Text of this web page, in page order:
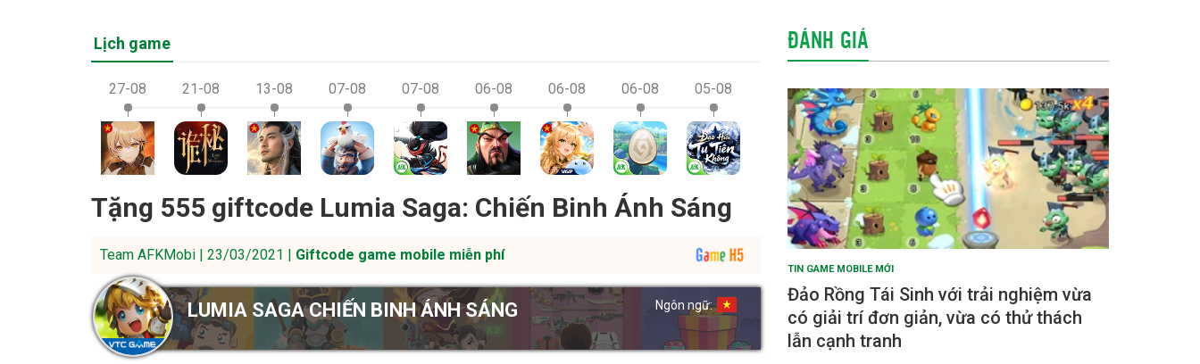
Lịch game
27-08 21-08 13-08 07-08 07-08 06-08 06-08 06-08 05-08
Tặng 555 giftcode Lumia Saga: Chiến Binh Ánh Sáng
Team AFKMobi | 23/03/2021 | Giftcode game mobile miễn phí
LUMIA SAGA CHIẾN BINH ÁNH SÁNG Ngôn ngữ:
ĐÁNH GIÁ
TIN GAME MOBILE MỚI
Đảo Rồng Tái Sinh với trải nghiệm vừa
có giải trí đơn giản, vừa có thử thách
lẫn cạnh tranh